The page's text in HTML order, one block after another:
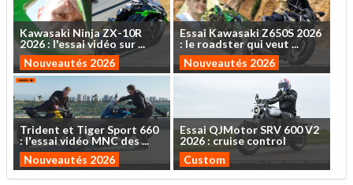
Kawasaki NinjaZX-10R
2026: l'essaividéo sur...
Nouveautés 2026
Essai Kawasaki Z650S 2026
: le roadsterquiveut ...
Nouveautés 2026
Trident et TigerSport 660
: l'essaividéo MNCdes...
Nouveautés 2026
EssaiQJMotorSRV 600V2
2026 : cruise control
Custom